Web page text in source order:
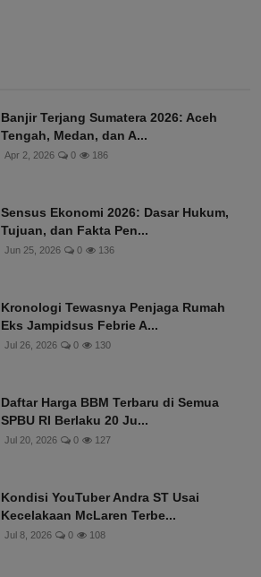
Banjir Terjang Sumatera 2026: Aceh
Tengah, Medan, dan A...
Apr 2, 2026 0 186
Sensus Ekonomi 2026: Dasar Hukum,
Tujuan, dan Fakta Pen...
Jun 25, 2026 0 136
Kronologi Tewasnya Penjaga Rumah
Eks Jampidsus Febrie A...
Jul 26, 2026 0 130
Daftar Harga BBM Terbaru di Semua
SPBU RI Berlaku 20 Ju...
Jul 20, 2026 0 127
Kondisi YouTuber Andra ST Usai
Kecelakaan McLaren Terbe...
Jul 8, 2026 0 108